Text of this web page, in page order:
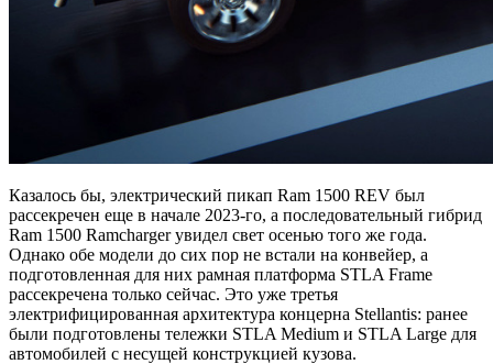
Казалось бы, электрический пикап Ram 1500 REV был
рассекречен еще в начале 2023-го, а последовательный гибрид
Ram 1500 Ramcharger увидел свет осенью того же года.
Однако обе модели до сих пор не встали на конвейер, а
подготовленная для них рамная платформа STLA Frame
рассекречена только сейчас. Это уже третья
электрифицированная архитектура концерна Stellantis: ранее
были подготовлены тележки STLA Medium и STLA Large для
автомобилей с несущей конструкцией кузова.